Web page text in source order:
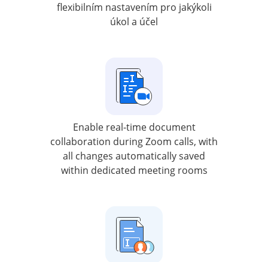
flexibilním nastavením pro jakýkoli
úkol a účel
Enable real-time document
collaboration during Zoom calls, with
all changes automatically saved
within dedicated meeting rooms